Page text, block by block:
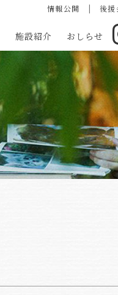
施設紹介 おしらせ
情報公開 | 後援